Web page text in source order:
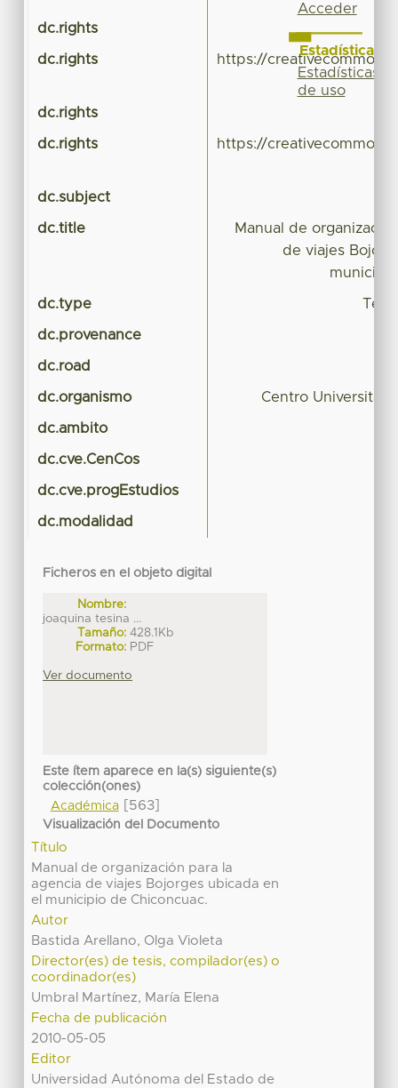
dc.rights
dc.rights https://
dc.rights
dc.rights https://
dc.subject
dc.title
Manual de
de viajes
dc.type
dc.provenance
dc.road
dc.organismo Centro
dc.ambito
dc.cve.CenCos
dc.cve.progEstudios
dc.modalidad
Ficheros en el objeto digital
Nombre:
joaquina tesina ...
Tamaño: 428.1Kb
Formato: PDF
Ver documento
Este ítem aparece en la(s) siguiente(s)
colección(ones)
Académica[563]
Visualización del Documento
Título
Manual de organización para la
agencia de viajes Bojorges ubicada en
el municipio de Chiconcuac.
Autor
Bastida Arellano, Olga Violeta
Director(es) de tesis, compilador(es) o
coordinador(es)
Umbral Martínez, María Elena
Fecha de publicación
2010-05-05
Editor
Universidad Autónoma del Estado de
Acceder
Estadísticas
Estadísticas
de uso